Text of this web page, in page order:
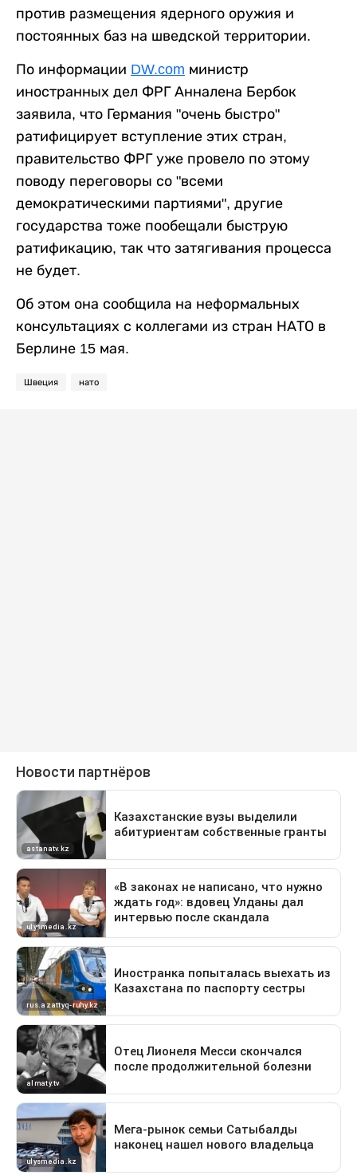
против размещения ядерного оружия и
постоянных баз на шведской территории.
По информации DW.com министр
иностранных дел ФРГ Анналена Бербок
заявила, что Германия "очень быстро"
ратифицирует вступление этих стран,
правительство ФРГ уже провело по этому
поводу переговоры со "всеми
демократическими партиями", другие
государства тоже пообещали быструю
ратификацию, так что затягивания процесса
не будет.
Об этом она сообщила на неформальных
консультациях с коллегами из стран НАТО в
Берлине 15 мая.
Швеция нато